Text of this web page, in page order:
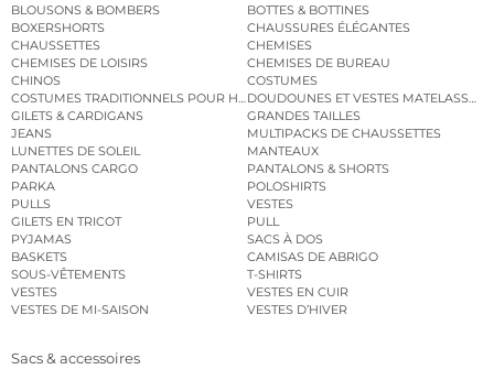
BLOUSONS & BOMBERS
BOTTES & BOTTINES
BOXERSHORTS
CHAUSSURES ÉLÉGANTES
CHAUSSETTES
CHEMISES
CHEMISES DE LOISIRS
CHEMISES DE BUREAU
CHINOS
COSTUMES
COSTUMES TRADITIONNELS POUR HOMMEDOUDOUNES ET VESTES MATELASSÉES
GILETS & CARDIGANS
GRANDES TAILLES
JEANS
MULTIPACKS DE CHAUSSETTES
LUNETTES DE SOLEIL
MANTEAUX
PANTALONS CARGO
PANTALONS & SHORTS
PARKA
POLOSHIRTS
PULLS
VESTES
GILETS EN TRICOT
PULL
PYJAMAS
SACS À DOS
BASKETS
CAMISAS DE ABRIGO
SOUS-VÊTEMENTS
T-SHIRTS
VESTES
VESTES EN CUIR
VESTES DE MI-SAISON
VESTES D’HIVER
Sacs & accessoires